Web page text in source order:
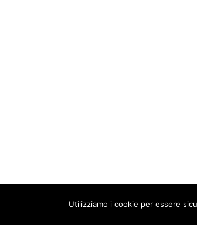
This website uses
Utilizziamo i cookie per essere